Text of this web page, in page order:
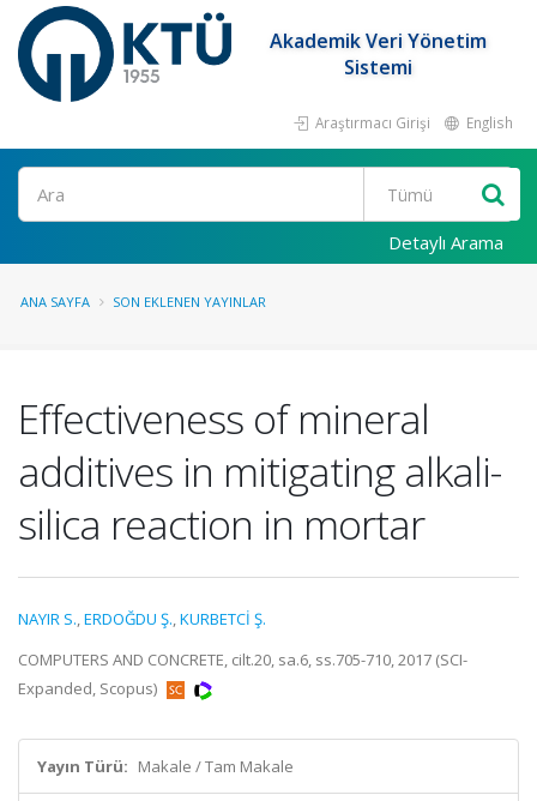
Akademik Veri Yönetim
Sistemi
Araştırmacı Girişi English
Ara
Detaylı Arama
ANA SAYFA SON EKLENEN YAYINLAR
Effectiveness of mineral
additives in mitigating alkali-
silica reaction in mortar
NAYIR S.,ERDOĞDU Ş.,KURBETCİ Ş.
COMPUTERS AND CONCRETE, cilt.20, sa.6, ss.705-710, 2017 (SCI-
Expanded, Scopus)
Yayın Türü: Makale / Tam Makale